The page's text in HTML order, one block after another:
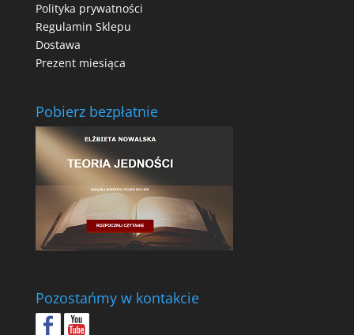
Polityka prywatności
Regulamin Sklepu
Dostawa
Prezent miesiąca
Pobierz bezpłatnie
Pozostańmy w kontakcie